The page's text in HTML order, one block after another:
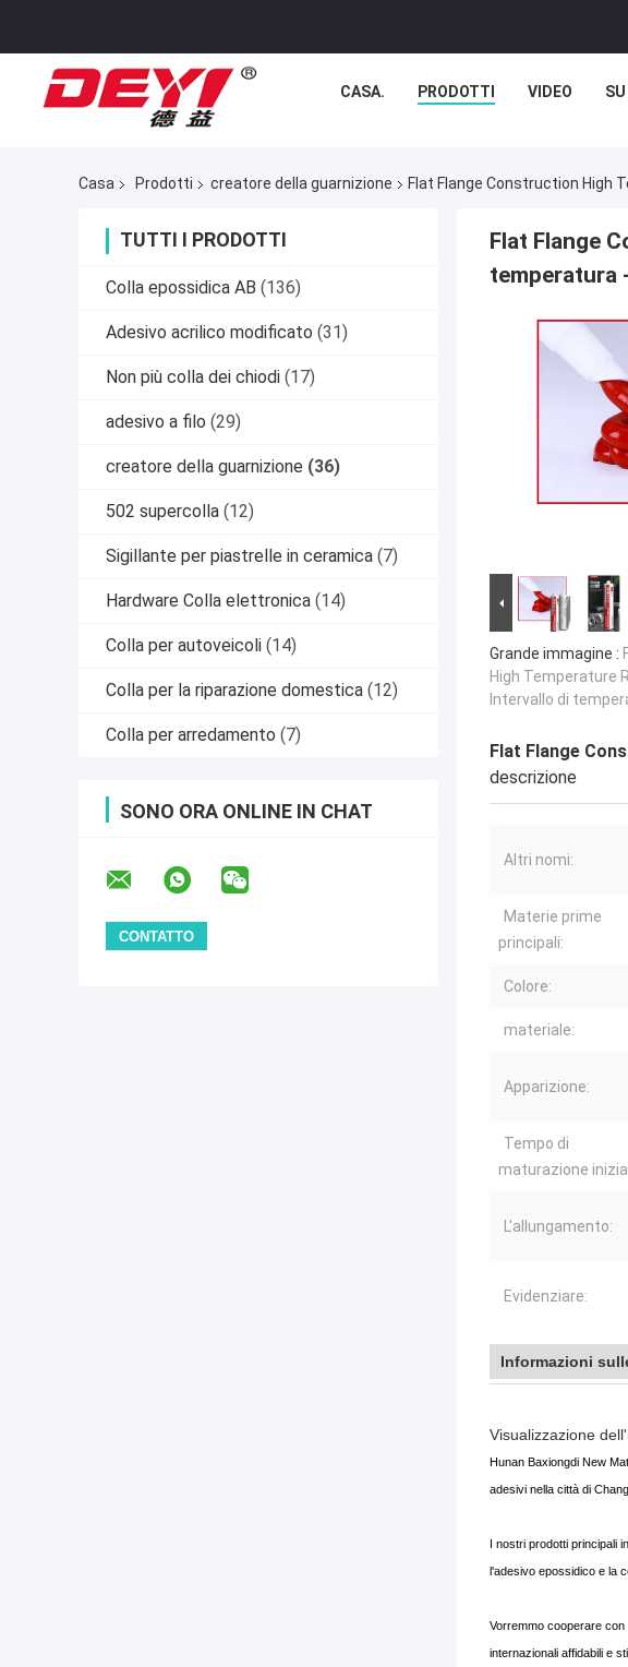
CASA. PRODOTTI VIDEO SU
Casa Prodotti creatore della guarnizione Flat Flange Construction High
TUTTI I PRODOTTI
Colla epossidica AB (136)
Adesivo acrilico modificato (31)
Non più colla dei chiodi (17)
adesivo a filo (29)
creatore della guarnizione (36)
502 supercolla (12)
Sigillante per piastrelle in ceramica (7)
Hardware Colla elettronica (14)
Colla per autoveicoli (14)
Colla per la riparazione domestica (12)
Colla per arredamento (7)
SONO ORA ONLINE IN CHAT
Flat Flange
temperatura
Grande immagine :
High Temperature
Intervallo di
Flat Flange
descrizione
Altri nomi:
Materie prime
principali:
Colore:
materiale:
Apparizione:
Tempo di
maturazione
L'allungamento:
Evidenziare:
Informazioni
Visualizzazione
Hunan Baxiongdi New
adesivi nella città di
I nostri prodotti principali
l'adesivo epossidico e la
Vorremmo cooperare con
internazionali affidabili e